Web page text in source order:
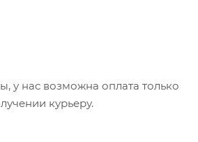
заказ».
у нас возможна оплата только
курьеру.